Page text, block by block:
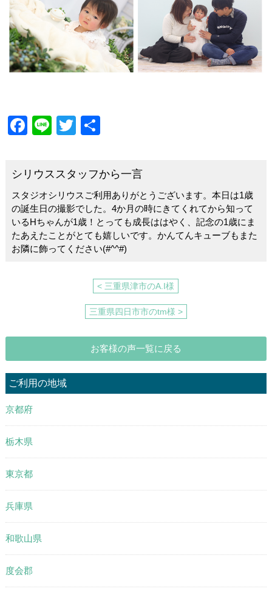
F
c
e
b
o
o
Li
T
er
シリウススタッフから一言
スタジオシリウスご利用ありがとうございます。本日は1歳
の誕生日の撮影でした。4か月の時にきてくれてから知って
いるHちゃんが1歳！とっても成長ははやく、記念の1歳にま
たあえたことがとても嬉しいです。かんてんキューブもまた
お隣に飾ってください(#^^#)
< 三重県津市のA.I様
三重県四日市市のtm様 >
お客様の声一覧に戻る
ご利用の地域
京都府
栃木県
東京都
兵庫県
和歌山県
度会郡